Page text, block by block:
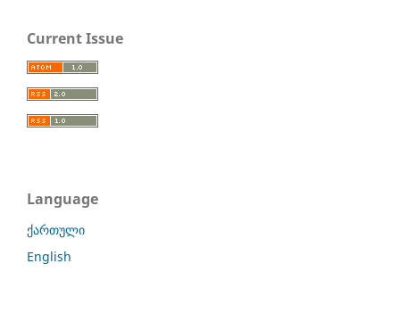
Current Issue
Language
ქართული
English